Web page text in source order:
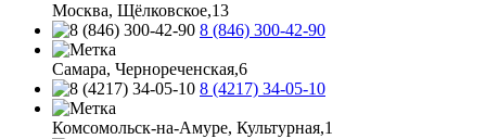
Москва, Щёлковское,13
8 (846) 300-42-90
Самара, Чернореченская,6
8 (4217) 34-05-10
Комсомольск-на-Амуре, Культурная,1